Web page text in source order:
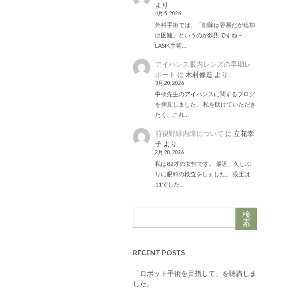
より
4月 5, 2026
外科手術では、「削除は容易だが追加
は困難」というのが鉄則ですね～。
LASIK手術…
アイハンス眼内レンズの早期レ
ポート に 木村修造 より
3月 20, 2026
中橋先生のアイハンスに関するブログ
を拝見しました。 私を助けていただき
たく、これ…
前視野緑内障について に 立花幸
子 より
2月 28, 2026
私は82才の女性です。 最近、久しぶ
りに眼科の検査をしました。 眼圧は
11でした…
検
索
RECENT POSTS
「ロボット手術を目指して」を聴講しま
した。